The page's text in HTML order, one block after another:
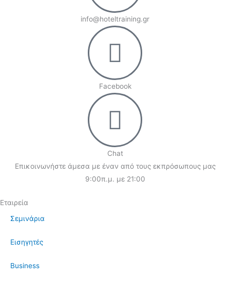
info@hoteltraining.gr
Facebook
Chat
Επικοινωνήστε άμεσα με έναν από τους εκπρόσωπους μας
9:00π.μ. με 21:00
Εταιρεία
Σεμινάρια
Εισηγητές
Business